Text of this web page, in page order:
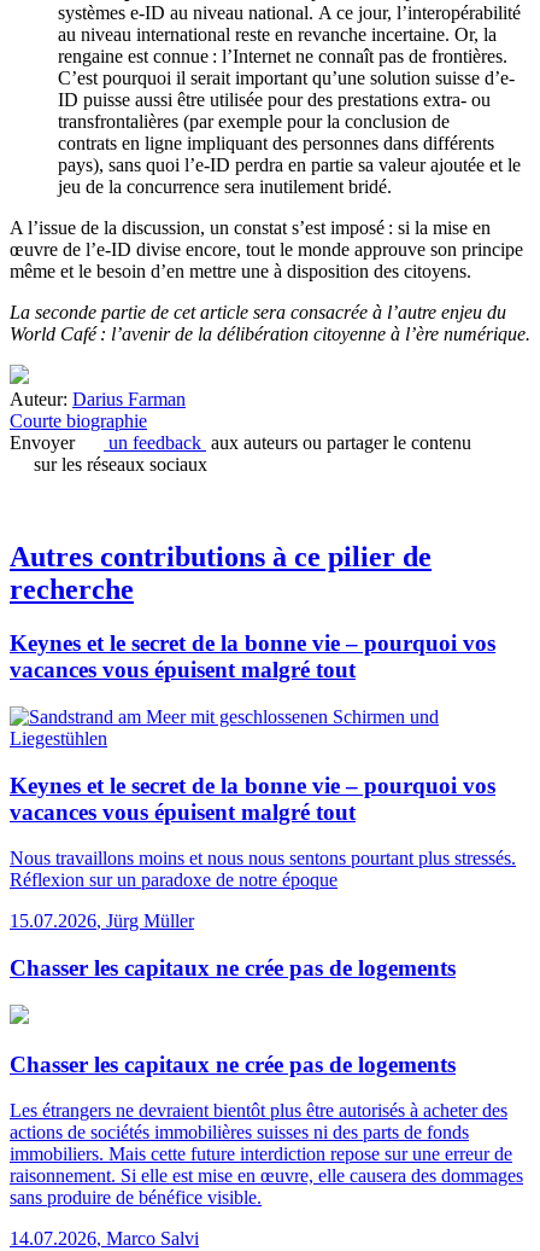
systèmes e-ID au niveau national. A ce jour, l’interopérabilité
au niveau international reste en revanche incertaine. Or, la
rengaine estconnue : l’Internet ne connaît pas de frontières.
C’est pourquoi il seraitimportantqu’une solution suisse d’e-
ID puisse aussi être utilisée pour des prestations extra- ou
transfrontalières (par exemple pour la conclusion de
contrats en ligne impliquant des personnes dans différents
pays), sans quoi l’e-ID perdra en partie sa valeur ajoutée et le
jeu de la concurrence sera inutilement bridé.
A l’issue de la discussion, un constat s’est imposé : si la mise en
œuvre de l’e-ID divise encore, tout le monde approuve son principe
même et le besoin d’en mettre une à disposition des citoyens.
La seconde partie de cet article sera consacrée à l’autre enjeu du
World Café : l’avenir de la délibération citoyenne à l’ère numérique.
Auteur: Darius Farman
Courte biographie
Envoyer
un feedback aux auteurs ou partager le contenu
sur les réseaux sociaux
Autres contributions à ce pilier de
recherche
Keynes et le secret de la bonne vie – pourquoi vos
vacances vous épuisent malgré tout
Keynes et le secret de la bonne vie – pourquoi vos
vacances vous épuisent malgré tout
Nous travaillons moins et nous nous sentons pourtant plus stressés.
Réflexion sur un paradoxe de notre époque
15.07.2026, Jürg Müller
Chasser les capitaux ne crée pas de logements
Chasser les capitaux ne crée pas de logements
Les étrangers ne devraient bientôt plus être autorisés à acheter des
actions de sociétés immobilières suisses ni des parts de fonds
immobiliers. Mais cette future interdiction repose sur une erreur de
raisonnement. Si elle est mise en œuvre, elle causera des dommages
sans produire de bénéfice visible.
14.07.2026, Marco Salvi